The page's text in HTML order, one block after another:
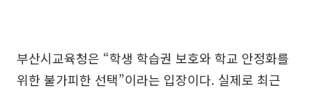
부산시교육청은 “학생 학습권 보호와 학교 안정화를
위한 불가피한 선택”이라는 입장이다. 실제로 최근